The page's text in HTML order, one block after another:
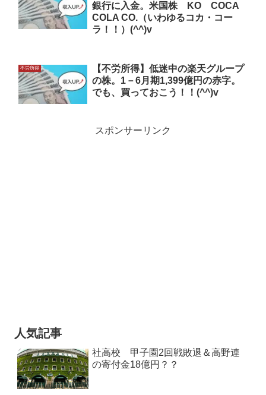
銀行に入金。米国株 KO COCA
COLA CO.（いわゆるコカ・コー
ラ！！）(^^)v
不労所得
【不労所得】低迷中の楽天グループ
の株。1－6月期1,399億円の赤字。
でも、買っておこう！！(^^)v
スポンサーリンク
人気記事
社高校 甲子園2回戦敗退＆高野連
の寄付金18億円？？